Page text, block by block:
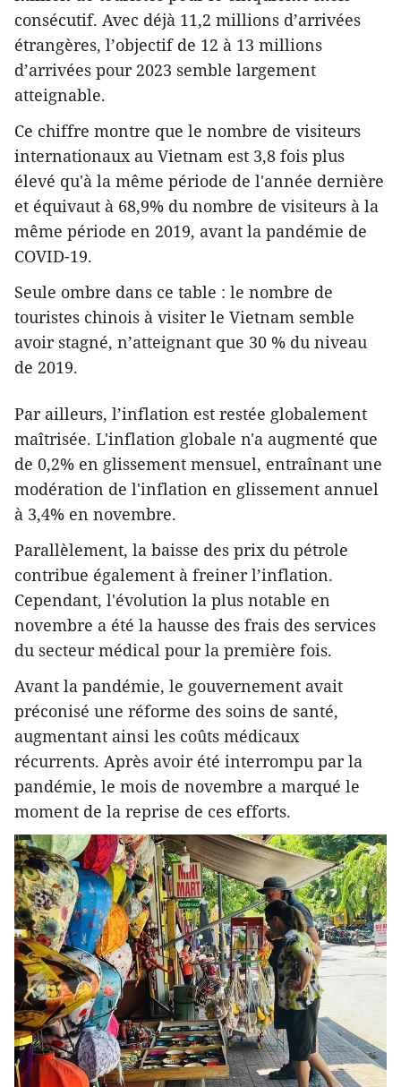
consécutif. Avec déjà 11,2 millions d’arrivées
étrangères, l’objectif de 12 à 13 millions
d’arrivées pour 2023 semble largement
atteignable.
Ce chiffre montre que le nombre de visiteurs
internationaux au Vietnam est 3,8 fois plus
élevé qu'à la même période de l'année dernière
et équivaut à 68,9% du nombre de visiteurs à la
même période en 2019, avant la pandémie de
COVID-19.
Seule ombre dans ce table : le nombre de
touristes chinois à visiter le Vietnam semble
avoir stagné, n’atteignant que 30 % du niveau
de 2019.
Par ailleurs, l’inflation est restée globalement
maîtrisée. L'inflation globale n'a augmenté que
de 0,2% en glissement mensuel, entraînant une
modération de l'inflation en glissement annuel
à 3,4% en novembre.
Parallèlement, la baisse des prix du pétrole
contribue également à freiner l’inflation.
Cependant, l'évolution la plus notable en
novembre a été la hausse des frais des services
du secteur médical pour la première fois.
Avant la pandémie, le gouvernement avait
préconisé une réforme des soins de santé,
augmentant ainsi les coûts médicaux
récurrents. Après avoir été interrompu par la
pandémie, le mois de novembre a marqué le
moment de la reprise de ces efforts.